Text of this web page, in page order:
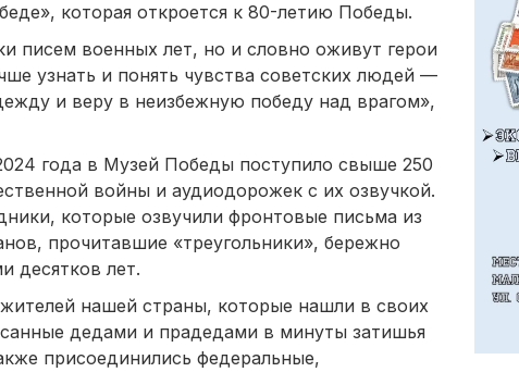
которая откроется к 80-летию Победы.
писем военных лет, но и словно оживут герои
узнать и понять чувства советских людей —
и веру в неизбежную победу над врагом»,
года в Музей Победы поступило свыше 250
войны и аудиодорожек с их озвучкой.
которые озвучили фронтовые письма из
прочитавшие «треугольники», бережно
десятков лет.
нашей страны, которые нашли в своих
дедами и прадедами в минуты затишья
присоединились федеральные,